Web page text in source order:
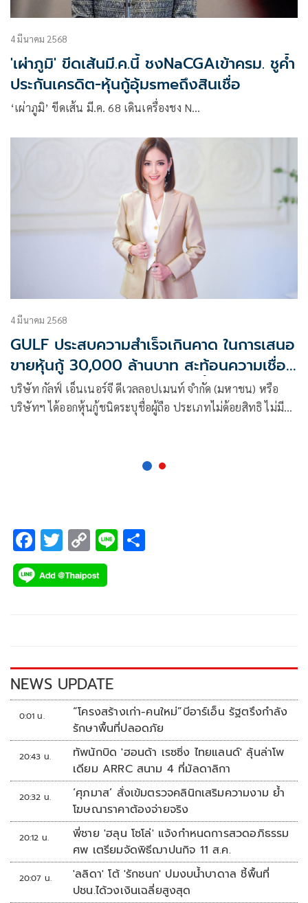
4 มีนาคม 2568
'เผ่าภูมิ' ขีดเส้นมี.ค.นี้ ชงNaCGAเข้าครม. ชูค้ำ
ประกันเครดิต-หุ้นกู้อุ้มsmeถึงสินเชื่อ
‘เผ่าภูมิ’ ขีดเส้น มี.ค. 68 เดินเครื่องชง N…
4 มีนาคม 2568
GULF ประสบความสำเร็จเกินคาด ในการเสนอ
ขายหุ้นกู้ 30,000 ล้านบาท สะท้อนความเชื่อ
มั่นจากนักลงทุน เผยยอดจองซื้อสูงถึง 2.2
เท่า พร้อมเดินหน้าขยายธุรกิจสร้างการเติบโต
บริษัท กัลฟ์ เอ็นเนอร์จี ดีเวลลอปเมนท์ จำกัด (มหาชน) หรือ
บริษัทฯ ได้ออกหุ้นกู้ชนิดระบุชื่อผู้ถือ ประเภทไม่ด้อยสิทธิ ไม่มี
F
ac
e
k
T
wi
tt
C
o
p
k
Li
NEWS UPDATE
0:01 น.
“โครงสร้างเก่า-คนใหม่”บีอาร์เอ็น รัฐตรึงกำลัง
รักษาพื้นที่ปลอดภัย
20:43 น.
ทัพนักบิด 'ฮอนด้า เรซซิ่ง ไทยแลนด์' ลุ้นล่าโพ
เดียม ARRC สนาม 4 ที่มัลดาลิกา
20:32 น.
‘ศุภมาส’ สั่งเข้มตรวจคลินิกเสริมความงาม ย้ำ
โฆษณาราคาต้องจ่ายจริง
20:12 น.
พี่ชาย 'ฮลุน โซโล่' แจ้งกำหนดการสวดอภิธรรม
ศพ เตรียมจัดพิธีฌาปนกิจ 11 ส.ค.
20:07 น.
'ลลิดา' โต้ 'รักชนก' ปมงบน้ำบาดาล ชี้พื้นที่
ปชน.ได้วงเงินเฉลี่ยสูงสุด